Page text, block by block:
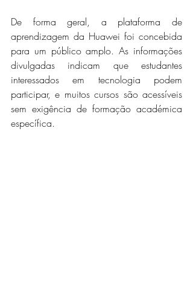
De forma geral, a plataforma de
aprendizagem da Huawei foi concebida
para um público amplo. As informações
divulgadas indicam que estudantes
interessados em tecnologia podem
participar, e muitos cursos são acessíveis
sem exigência de formação académica
específica.